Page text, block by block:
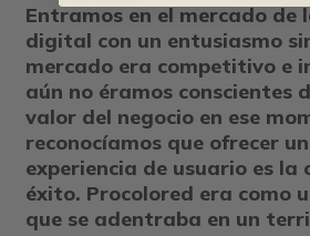
Entramos en el mercado de
digital con un entusiasmo
mercado era competitivo e
aún no éramos conscientes
valor del negocio en ese
reconocíamos que ofrecer
experiencia de usuario es la
éxito. Procolored era como
que se adentraba en un